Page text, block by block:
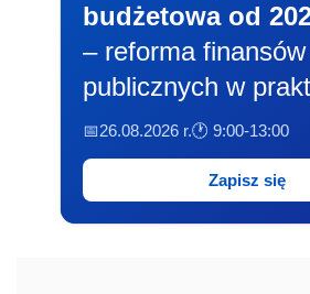
budżetowa od
– reforma finansów
publicznych w
📅26.08.2026 r.🕐 9:00-13:00
Zapisz się